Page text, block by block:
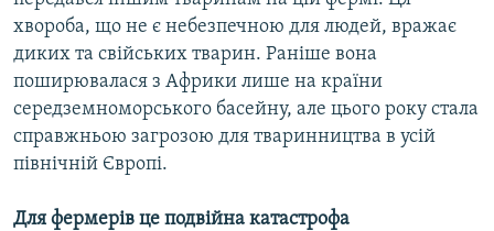
Усі сайти RFE/RL
хвороба, що не є небезпечною для людей, вражає
диких та свійських тварин. Раніше вона
поширювалася з Африки лише на країни
середземноморського басейну, але цього року стала
справжньою загрозою для тваринництва в усій
північній Європі.
Для фермерів це подвійна катастрофа